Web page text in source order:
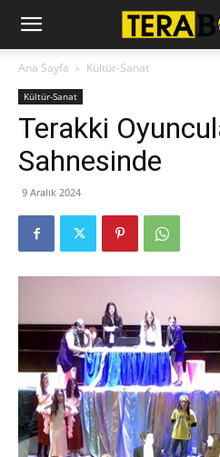
Ana Sayfa Kültür-Sanat
Kültür-Sanat
Terakki
Sahnesinde
9 Aralık 2024